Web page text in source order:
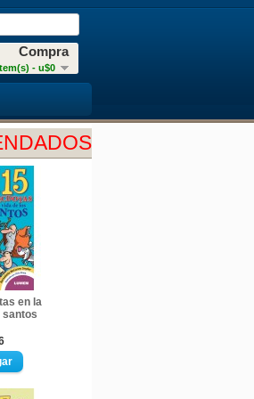
Compra
- u$0
en la
santos